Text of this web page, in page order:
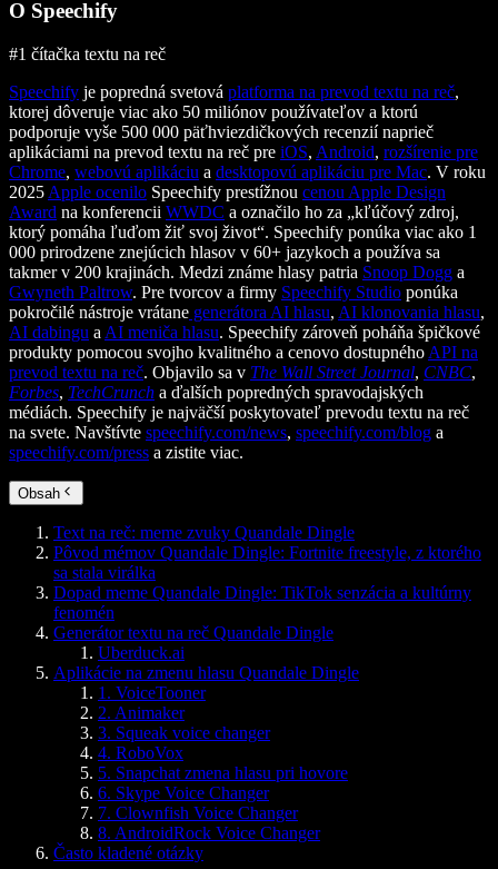
O Speechify
#1 čítačka textu na reč
Speechify je popredná svetová platforma na prevod textu na reč,
ktorej dôveruje viac ako 50 miliónov používateľov a ktorú
podporuje vyše 500 000 päťhviezdičkových recenzií naprieč
aplikáciami na prevod textu na reč pre iOS, Android, rozšírenie pre
Chrome, webovú aplikáciu a desktopovú aplikáciu pre Mac. V roku
2025 Apple ocenilo Speechify prestížnou cenou Apple Design
Award na konferencii WWDC a označilo ho za „kľúčový zdroj,
ktorý pomáha ľuďom žiť svoj život“. Speechify ponúka viac ako 1
000 prirodzene znejúcich hlasov v 60+ jazykoch a používa sa
takmer v 200 krajinách. Medzi známe hlasy patria Snoop Dogg a
Gwyneth Paltrow. Pre tvorcov a firmy Speechify Studio ponúka
pokročilé nástroje vrátane generátora AI hlasu, AI klonovania hlasu,
AI dabingu a AI meniča hlasu. Speechify zároveň poháňa špičkové
produkty pomocou svojho kvalitného a cenovo dostupného API na
prevod textu na reč. Objavilo sa v The Wall Street Journal, CNBC,
Forbes, TechCrunch a ďalších popredných spravodajských
médiách. Speechify je najväčší poskytovateľ prevodu textu na reč
na svete. Navštívte speechify.com/news, speechify.com/blog a
speechify.com/press a zistite viac.
Obsah
Text na reč: meme zvuky Quandale Dingle
Pôvod mémov Quandale Dingle: Fortnite freestyle, z ktorého
sa stala virálka
Dopad meme Quandale Dingle: TikTok senzácia a kultúrny
fenomén
Generátor textu na reč Quandale Dingle
Uberduck.ai
Aplikácie na zmenu hlasu Quandale Dingle
1. VoiceTooner
2. Animaker
3. Squeak voice changer
4. RoboVox
5. Snapchat zmena hlasu pri hovore
6. Skype Voice Changer
7. Clownfish Voice Changer
8. AndroidRock Voice Changer
Často kladené otázky